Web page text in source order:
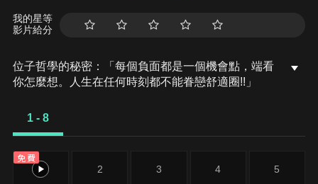
我的星等
影片給分
位子哲學的秘密：「每個負面都是一個機會點，端看
你怎麼想。人生在任何時刻都不能眷戀舒適圈!!」
1 - 8
免費
1 2 3 4 5